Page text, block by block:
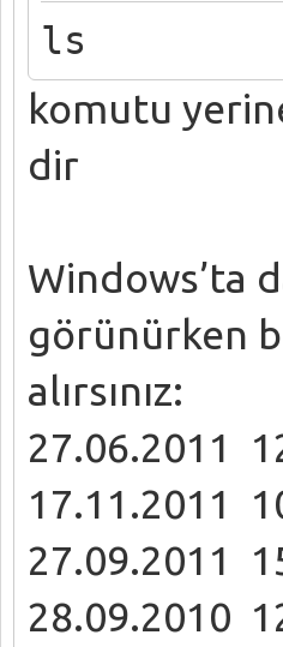
ls
komutu
dir
Windows’ta
görünürken
alırsınız: